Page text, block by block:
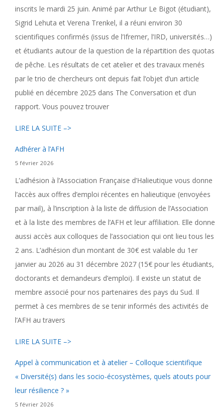
inscrits le mardi 25 juin. Animé par Arthur Le Bigot (étudiant),
Sigrid Lehuta et Verena Trenkel, il a réuni environ 30
scientifiques confirmés (issus de l’Ifremer, l’IRD, universités…)
et étudiants autour de la question de la répartition des quotas
de pêche. Les résultats de cet atelier et des travaux menés
par le trio de chercheurs ont depuis fait l’objet d’un article
publié en décembre 2025 dans The Conversation et d’un
rapport. Vous pouvez trouver
LIRE LA SUITE –>
Adhérer à l’AFH
5 février 2026
L’adhésion à l’Association Française d’Halieutique vous donne
l’accès aux offres d’emploi récentes en halieutique (envoyées
par mail), à l’inscription à la liste de diffusion de l’Association
et à la liste des membres de l’AFH et leur affiliation. Elle donne
aussi accès aux colloques de l’association qui ont lieu tous les
2 ans. L’adhésion d’un montant de 30€ est valable du 1er
janvier au 2026 au 31 décembre 2027 (15€ pour les étudiants,
doctorants et demandeurs d’emploi). Il existe un statut de
membre associé pour nos partenaires des pays du Sud. Il
permet à ces membres de se tenir informés des activités de
l’AFH au travers
LIRE LA SUITE –>
Appel à communication et à atelier – Colloque scientifique
« Diversité(s) dans les socio-écosystèmes, quels atouts pour
leur résilience ? »
5 février 2026